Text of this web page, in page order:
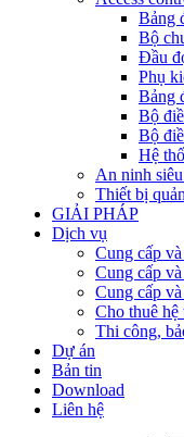
Bảng
Bộ
Đầu
Phụ
Bảng
Bộ
Bộ
Hệ
An ninh
Thiết bị
GIẢI PHÁP
Dịch vụ
Cung cấp
Cung cấp
Cung cấp
Cho thuê
Thi công,
Dự án
Bản tin
Download
Liên hệ